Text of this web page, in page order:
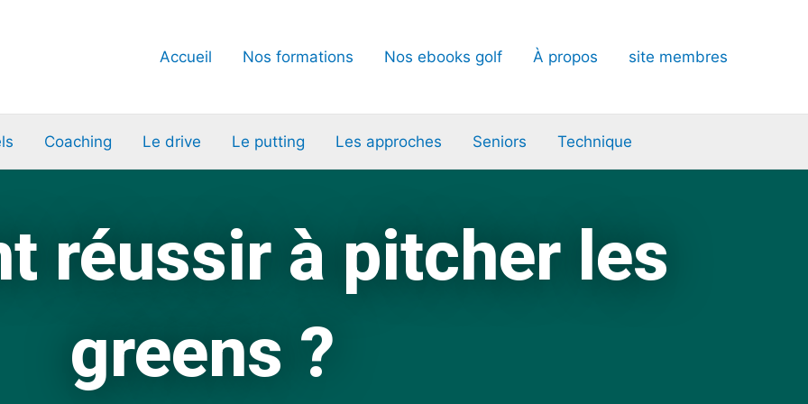
Accueil Nos formations Nos ebooks golf À propos site membres
Coaching Le drive Le putting Les approches Seniors Technique
réussir à pitcher les
greens ?